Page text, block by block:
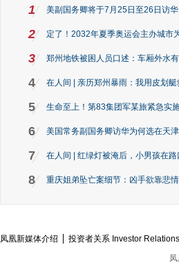
1 美副国务卿将于7月25日至26日访华
2 定了！2032年夏季奥运会主办城市
3 郑州地铁被困人员口述：车厢外水
4 在人间 | 亲历郑州暴雨：我用皮划
5 生命至上！第83集团军某旅紧急实
6 美国常务副国务卿访华为何选在天
7 在人间 | 红绿灯被淹后，小男孩在
8 重庆姐弟坠亡案细节：凶手欲靠悲
凤凰新媒体介绍 投资者关系 Investor Relations